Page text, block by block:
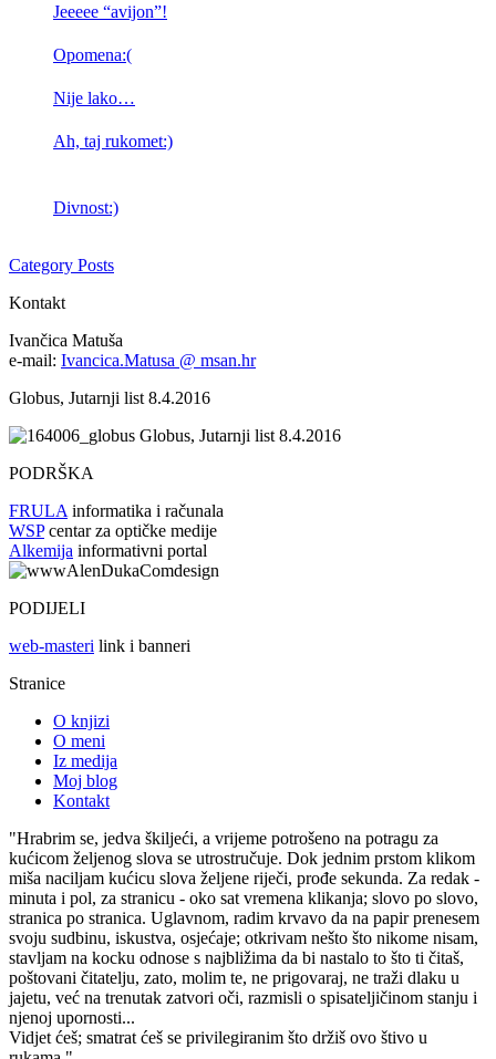
Jeeeee “avijon”!
Opomena:(
Nije lako…
Ah, taj rukomet:)
Divnost:)
Category Posts
Kontakt
Ivančica Matuša
e-mail: Ivancica.Matusa @ msan.hr
Globus, Jutarnji list 8.4.2016
Globus, Jutarnji list 8.4.2016
PODRŠKA
FRULA informatika i računala
WSPcentar za optičke medije
Alkemija informativni portal
PODIJELI
web-masteri link i banneri
Stranice
O knjizi
O meni
Iz medija
Moj blog
Kontakt
"Hrabrim se, jedva škiljeći, a vrijeme potrošeno na potragu za
kućicom željenog slova se utrostručuje. Dok jednim prstom klikom
miša naciljam kućicu slova željene riječi, prođe sekunda. Za redak -
minuta i pol, za stranicu - oko sat vremena klikanja; slovo po slovo,
stranica po stranica. Uglavnom, radim krvavo da na papir prenesem
svoju sudbinu, iskustva, osjećaje; otkrivam nešto što nikome nisam,
stavljam na kocku odnose s najbližima da bi nastalo to što ti čitaš,
poštovani čitatelju, zato, molim te, ne prigovaraj, ne traži dlaku u
jajetu, već na trenutak zatvori oči, razmisli o spisateljičinom stanju i
njenoj upornosti...
Vidjet ćeš; smatrat ćeš se privilegiranim što držiš ovo štivo u